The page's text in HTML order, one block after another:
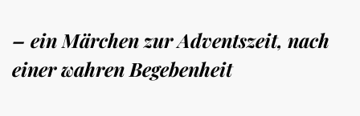
– ein Märchen zur Adventszeit, nach
einer wahren Begebenheit